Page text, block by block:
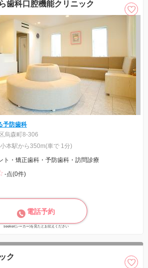
歯科口腔機能クリニック
予防歯科
烏森町8-306
本駅から350m(車で 1分)
ト・矯正歯科・予防歯科・訪問診療
-点(0件)
電話予約
seeker(シーカー)を見たとお伝えください
ク